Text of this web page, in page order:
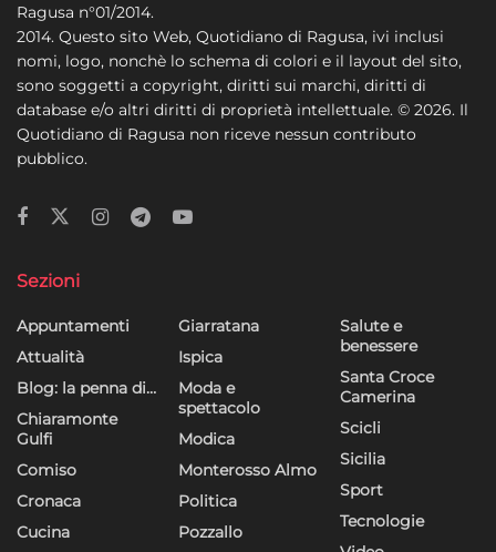
Ragusa n°01/2014.
2014. Questo sito Web, Quotidiano di Ragusa, ivi inclusi
nomi, logo, nonchè lo schema di colori e il layout del sito,
sono soggetti a copyright, diritti sui marchi, diritti di
database e/o altri diritti di proprietà intellettuale. © 2026. Il
Quotidiano di Ragusa non riceve nessun contributo
pubblico.
Sezioni
Appuntamenti
Attualità
Blog: la penna di…
Chiaramonte
Gulfi
Comiso
Cronaca
Cucina
Giarratana
Ispica
Moda e
spettacolo
Modica
Monterosso Almo
Politica
Pozzallo
Salute e
benessere
Santa Croce
Camerina
Scicli
Sicilia
Sport
Tecnologie